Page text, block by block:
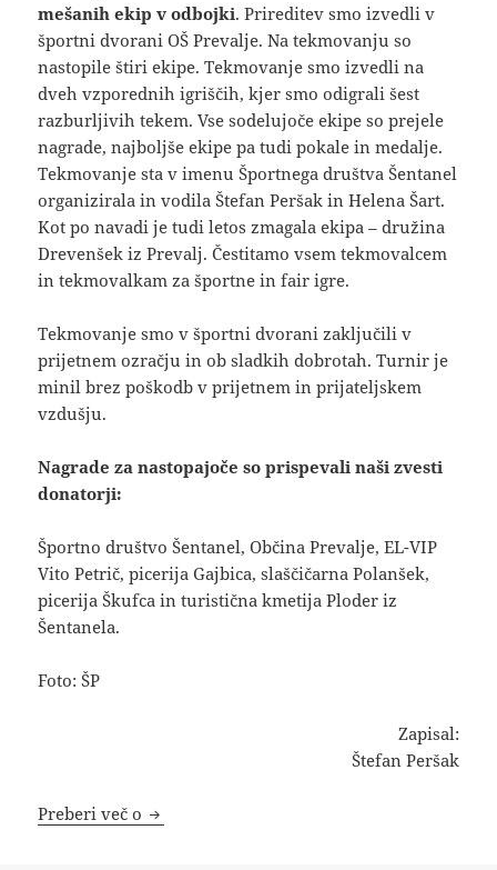
mešanih ekip v odbojki. Prireditev smo izvedli v
športni dvorani OŠ Prevalje. Na tekmovanju so
nastopile štiri ekipe. Tekmovanje smo izvedli na
dveh vzporednih igriščih, kjer smo odigrali šest
razburljivih tekem. Vse sodelujoče ekipe so prejele
nagrade, najboljše ekipe pa tudi pokale in medalje.
Tekmovanje sta v imenu Športnega društva Šentanel
organizirala in vodila Štefan Peršak in Helena Šart.
Kot po navadi je tudi letos zmagala ekipa – družina
Drevenšek iz Prevalj. Čestitamo vsem tekmovalcem
in tekmovalkam za športne in fair igre.
Tekmovanje smo v športni dvorani zaključili v
prijetnem ozračju in ob sladkih dobrotah. Turnir je
minil brez poškodb v prijetnem in prijateljskem
vzdušju.
Nagrade za nastopajoče so prispevali naši zvesti
donatorji:
Športno društvo Šentanel, Občina Prevalje, EL-VIP
Vito Petrič, picerija Gajbica, slaščičarna Polanšek,
picerija Škufca in turistična kmetija Ploder iz
Šentanela.
Foto: ŠP
Zapisal:
Štefan Peršak
Preberi več o Poročilo: Rekreativni turnir mešanih ekip v